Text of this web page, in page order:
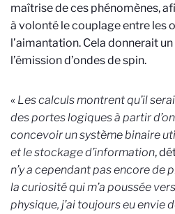
maîtrise de ces phénomènes,
à volonté le couplage entre les
l’aimantation. Cela donnerait
l’émission d’ondes de spin.
« Les calculs montrent qu’il
des portes logiques à partir
concevoir un système binaire
et le stockage d’information,
n’y a cependant pas encore de
la curiosité qui m’a poussée
physique, j’ai toujours eu envie